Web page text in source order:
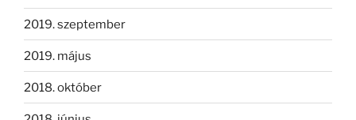
2019. szeptember
2019. május
2018. október